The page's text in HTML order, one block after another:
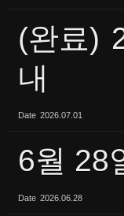
(완료)
내
Date 2026.07.01
6월 28
Date 2026.06.28